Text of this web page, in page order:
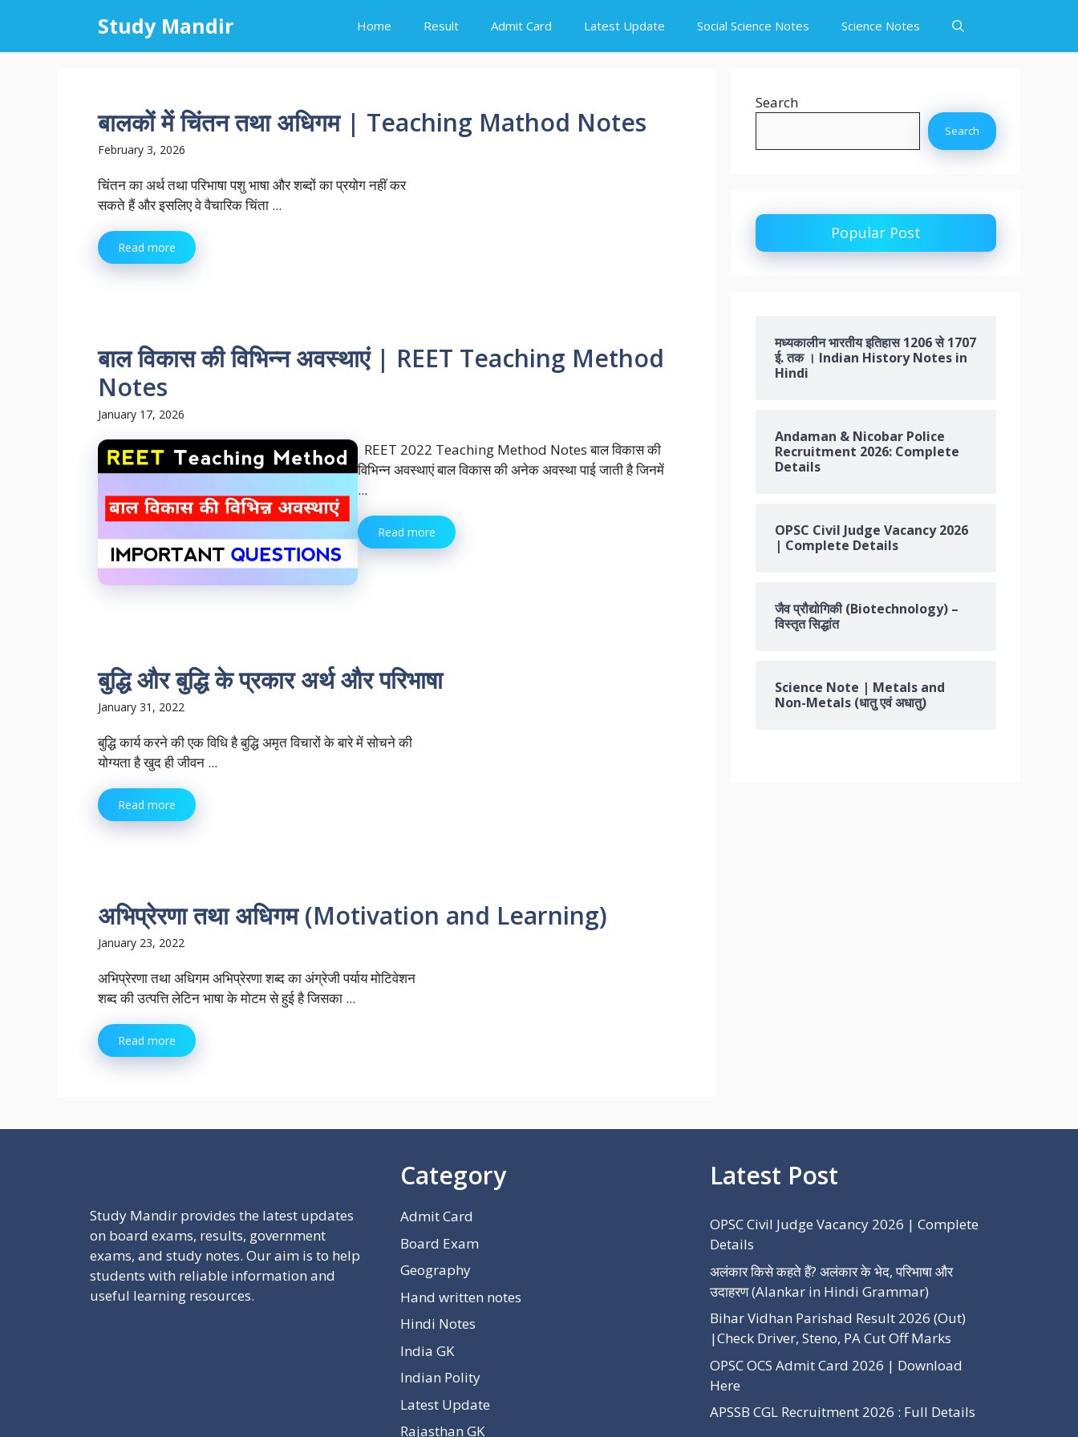
content
Study Mandir Home Result Admit Card Latest Update Social Science Notes Science Notes
बालकों में चिंतन तथा अधिगम | Teaching Mathod Notes
February 3, 2026
चिंतन का अर्थ तथा परिभाषा पशु भाषा और शब्दों का प्रयोग नहीं कर
सकते हैं और इसलिए वे वैचारिक चिंता ...
Read more
बाल विकास की विभिन्न अवस्थाएं | REET Teaching Method
Notes
January 17, 2026
REET 2022 Teaching Method Notes बाल विकास की
विभिन्न अवस्थाएं बाल विकास की अनेक अवस्था पाई जाती है जिनमें
...
Read more
बुद्धि और बुद्धि के प्रकार अर्थ और परिभाषा
January 31, 2022
बुद्धि कार्य करने की एक विधि है बुद्धि अमृत विचारों के बारे में सोचने की
योग्यता है खुद ही जीवन ...
Read more
अभिप्रेरणा तथा अधिगम (Motivation and Learning)
January 23, 2022
अभिप्रेरणा तथा अधिगम अभिप्रेरणा शब्द का अंग्रेजी पर्याय मोटिवेशन
शब्द की उत्पत्ति लेटिन भाषा के मोटम से हुई है जिसका ...
Read more
Search
Search
Popular Post
मध्यकालीन भारतीय इतिहास 1206 से 1707
ई. तक । Indian History Notes in
Hindi
Andaman & Nicobar Police
Recruitment 2026: Complete
Details
OPSC Civil Judge Vacancy 2026
| Complete Details
जैव प्रौद्योगिकी (Biotechnology) –
विस्तृत सिद्धांत
Science Note | Metals and
Non-Metals (धातु एवं अधातु)
Study Mandir provides the latest updates
on board exams, results, government
exams, and study notes. Our aim is to help
students with reliable information and
useful learning resources.
Category
Admit Card
Board Exam
Geography
Hand written notes
Hindi Notes
India GK
Indian Polity
Latest Update
Rajasthan GK
Latest Post
OPSC Civil Judge Vacancy 2026 | Complete
Details
अलंकार किसे कहते हैं? अलंकार के भेद, परिभाषा और
उदाहरण (Alankar in Hindi Grammar)
Bihar Vidhan Parishad Result 2026 (Out)
|Check Driver, Steno, PA Cut Off Marks
OPSC OCS Admit Card 2026 | Download
Here
APSSB CGL Recruitment 2026 : Full Details